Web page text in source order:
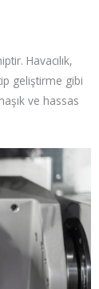
Havacılık,
geliştirme gibi
ve hassas